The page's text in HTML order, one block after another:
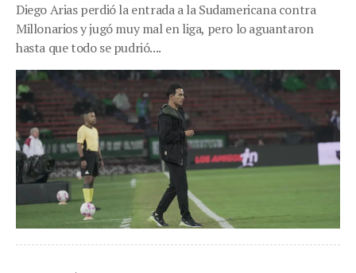
Diego Arias perdió la entrada a la Sudamericana contra
Millonarios y jugó muy mal en liga, pero lo aguantaron
hasta que todo se pudrió....